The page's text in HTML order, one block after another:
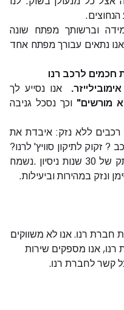
וברשותך מפתח שונה
נתאים עבורך מפתח אחד
חכמים לרכב רנו
אנו נסייע לך
מורשים"וכך נסכל גניבה
ללא נזק: איבדת את
? זקוק לתיקון סוויץ' לרנו?
מנוסה עם וותק של 30 שנות ניסיון .נשמח
ונזק במהירות וביעילות.
חברת רנו. אנו לא משווקים
אנו מספקים שירות
קשר לחברת רנו.